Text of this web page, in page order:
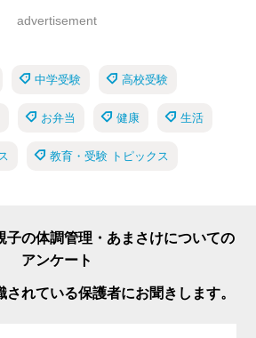
advertisement
中学受験 高校受験
お弁当 健康 生活
教育・受験 トピックス
子の体調管理・あまさけについての
アンケート
れている保護者にお聞きします。